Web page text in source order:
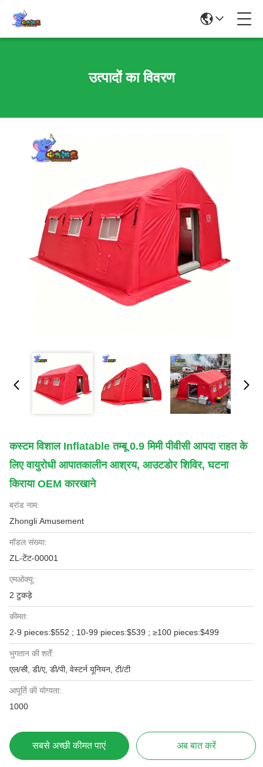
उत्पादों का विवरण
कस्टम विशाल Inflatable तम्बू 0.9 मिमी पीवीसी आपदा राहत के
लिए वायुरोधी आपातकालीन आश्रय, आउटडोर शिविर, घटना
किराया OEM कारखाने
ब्रांड नाम:
Zhongli Amusement
मॉडल संख्या:
ZL-टेंट-00001
एमओक्यू:
2 टुकड़े
कीमत:
2-9 pieces:$552 ; 10-99 pieces:$539 ; ≥100 pieces:$499
भुगतान की शर्तें:
एल/सी, डी/ए, डी/पी, वेस्टर्न यूनियन, टी/टी
आपूर्ति की योग्यता:
1000
सबसे अच्छी कीमत पाएं अब बात करें